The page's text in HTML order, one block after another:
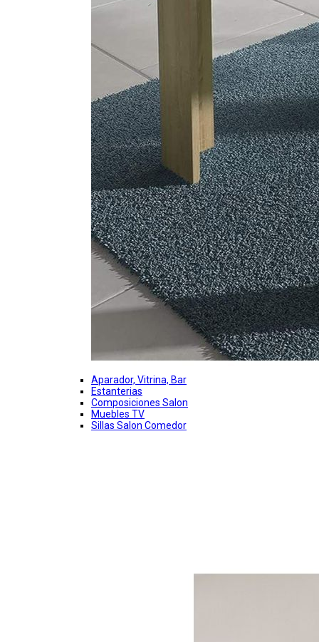
Aparador, Vitrina, Bar
Estanterias
Composiciones Salon
Muebles TV
Sillas Salon Comedor